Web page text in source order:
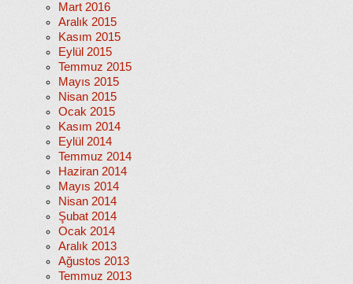
Mart 2016
Aralık 2015
Kasım 2015
Eylül 2015
Temmuz 2015
Mayıs 2015
Nisan 2015
Ocak 2015
Kasım 2014
Eylül 2014
Temmuz 2014
Haziran 2014
Mayıs 2014
Nisan 2014
Şubat 2014
Ocak 2014
Aralık 2013
Ağustos 2013
Temmuz 2013